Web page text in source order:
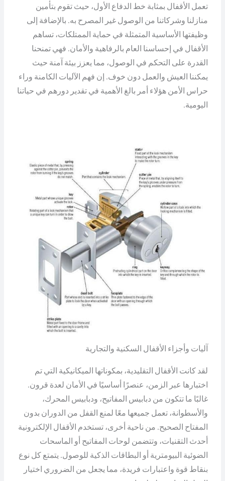
تعمل الأقفال بمثابة خط الدفاع الأول، حيث تقوم بتأمين
منازلنا وشركاتنا من الوصول غير المصرح به. بالإضافة إلى
وظيفتها الأساسية المتمثلة في حماية الممتلكات، تساهم
الأقفال في إحساسنا العام بالرفاهية والأمان. فهي تمنحنا
القدرة على التحكم في الوصول، مما يعزز بيئة آمنة حيث
يمكننا العيش والعمل دون خوف. إن فهم الآليات الكامنة وراء
حراس الأمن هؤلاء أمر بالغ الأهمية في تقدير دورهم في حياتنا
اليومية.
آليات وأجزاء الأقفال السكنية والتجارية
لقد كانت الأقفال التقليدية، بمكوناتها الميكانيكية التي تم
اختبارها عبر الزمن، عنصرًا أساسيًا في الأمان لعدة قرون.
غالبًا ما تتكون من دبابيس المفاتيح، ودبابيس المحرك،
والأسطوانة، تعمل جميعها معًا لمنع القفل من الدوران بدون
المفتاح الصحيح. من ناحية أخرى، تستخدم الأقفال الإلكترونية
أحدث التقنيات، وتتضمن لوحات المفاتيح أو الماسحات
الضوئية البيومترية أو البطاقات الذكية للوصول. يتمتع كل نوع
بنقاط قوة واعتبارات فريدة، مما يجعل من الضروري اختيار